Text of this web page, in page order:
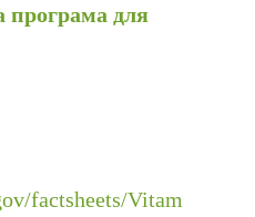
програма для
factsheets/Vitam